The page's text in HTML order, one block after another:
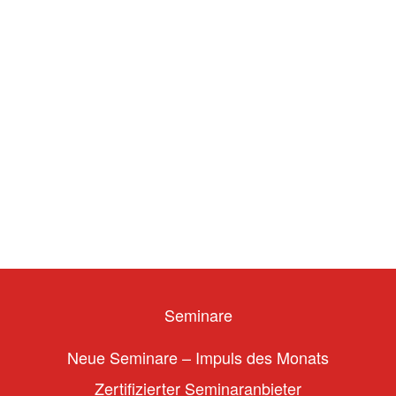
Seminare
Neue Seminare – Impuls des Monats
Zertifizierter Seminaranbieter